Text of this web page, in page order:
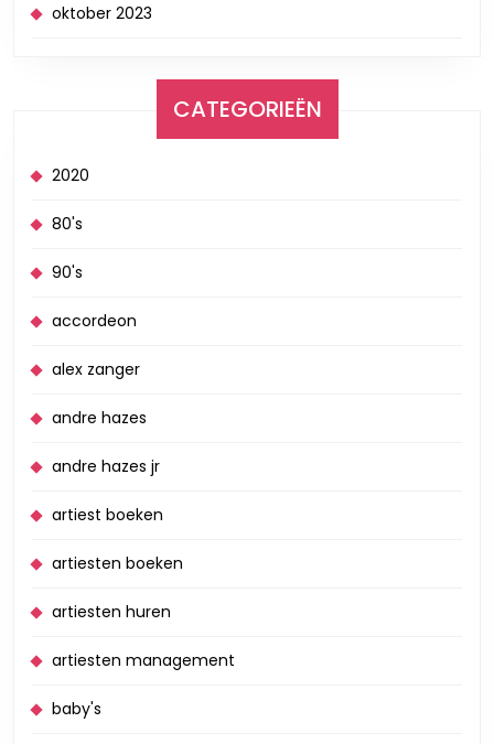
oktober 2023
CATEGORIEËN
2020
80's
90's
accordeon
alex zanger
andre hazes
andre hazes jr
artiest boeken
artiesten boeken
artiesten huren
artiesten management
baby's